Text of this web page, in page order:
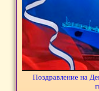
Поздравление на